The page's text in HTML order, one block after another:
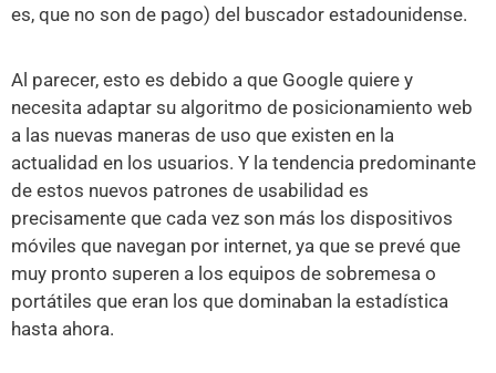
es, que no son de pago) del buscador estadounidense.
Al parecer, esto es debido a que Google quiere y
necesita adaptar su algoritmo de posicionamiento web
a las nuevas maneras de uso que existen en la
actualidad en los usuarios. Y la tendencia predominante
de estos nuevos patrones de usabilidad es
precisamente que cada vez son más los dispositivos
móviles que navegan por internet, ya que se prevé que
muy pronto superen a los equipos de sobremesa o
portátiles que eran los que dominaban la estadística
hasta ahora.